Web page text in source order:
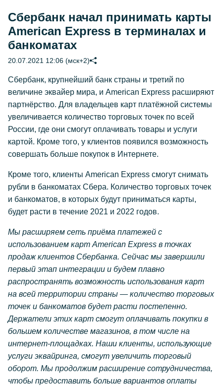
Сбербанк начал принимать карты
American Express в терминалах и
банкоматах
20.07.2021 12:06 (мск+2)
Сбербанк, крупнейший банк страны и третий по
величине эквайер мира, и American Express расширяют
партнёрство. Для владельцев карт платёжной системы
увеличивается количество торговых точек по всей
России, где они смогут оплачивать товары и услуги
картой. Кроме того, у клиентов появился возможность
совершать больше покупок в Интернете.
Кроме того, клиенты American Express смогут снимать
рубли в банкоматах Сбера. Количество торговых точек
и банкоматов, в которых будут приниматься карты,
будет расти в течение 2021 и 2022 годов.
Мы расширяем сеть приёма платежей с
использованием карт American Express в точках
продаж клиентов Сбербанка. Сейчас мы завершили
первый этап интеграции и будем плавно
распространять возможность использования карт
на всей территории страны — количество торговых
точек и банкоматов будет расти постепенно.
Держатели этих карт смогут оплачивать покупки в
большем количестве магазинов, в том числе на
интернет-площадках. Наши клиенты, использующие
услуги эквайринга, смогут увеличить торговый
оборот. Мы продолжим расширение сотрудничества,
чтобы предоставить больше вариантов оплаты